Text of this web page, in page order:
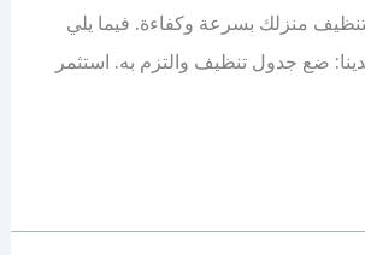
منزلك بسرعة وكفاءة. فيما يلي
ضع جدول تنظيف والتزم به. استثمر